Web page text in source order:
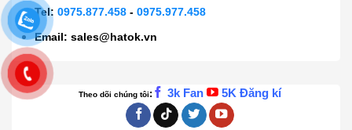
Tel:0975.877.458 -0975.977.458
Email:sales@hatok.vn
Theo dõi chúng tôi: 3k Fan 5K Đăng kí